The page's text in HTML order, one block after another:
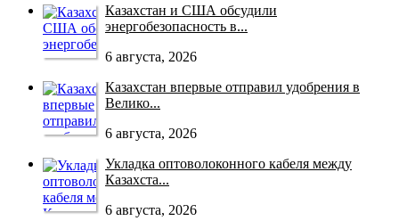
Казахстан и США обсудили
энергобезопасность в...
6 августа, 2026
Казахстан впервые отправил удобрения в
Велико...
6 августа, 2026
Укладка оптоволоконного кабеля между
Казахста...
6 августа, 2026